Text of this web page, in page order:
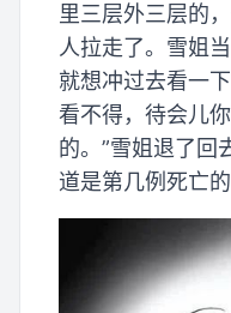
里三层外三层的
人拉走了。雪姐
就想冲过去看一
看不得，待会儿
的。”雪姐退了回
道是第几例死亡的